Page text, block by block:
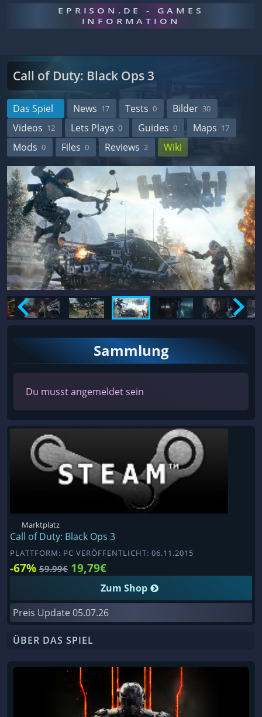
EPRISON.DE - GAMES
INFORMATION
Call of Duty: Black Ops 3
Das Spiel News 17 Tests 0 Bilder 30
Videos 12 Lets Plays 0 Guides 0 Maps 17
Mods 0 Files 0 Reviews 2 Wiki
Sammlung
Du musst angemeldet sein
Marktplatz
Call of Duty: Black Ops 3
PLATTFORM: PC VERÖFFENTLICHT: 06.11.2015
-67% 59.99€ 19,79€
Zum Shop
Preis Update 05.07.26
ÜBER DAS SPIEL